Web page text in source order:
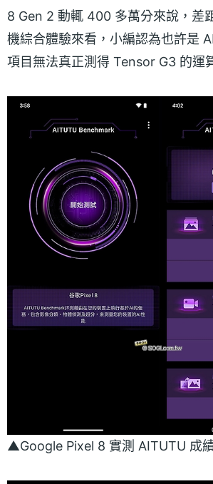
8 Gen 2 動輒 400 多萬分來說，差
機綜合體驗來看，小編認為也許是
項目無法真正測得 Tensor G3 的運
▲Google Pixel 8 實測 AITUTU 成